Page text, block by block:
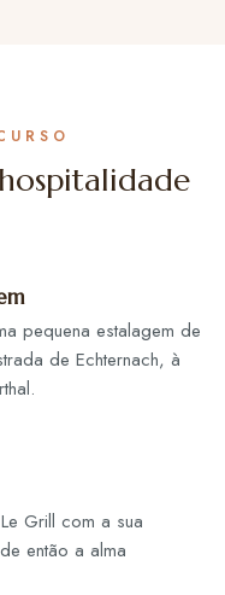
pequena estalagem de
de Echternach, à
Grill com a sua
então a alma